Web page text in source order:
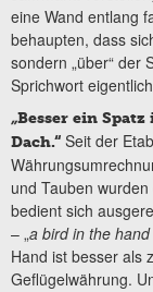
eine Wand entlang
behaupten, dass
sondern „über“ der
Sprichwort
„Besser ein
Dach.“ Seit der
und Tauben
bedient sich
– „a bird in the
Hand ist besser als
Geflügelwährung.